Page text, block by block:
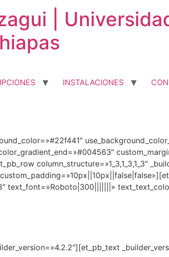
|
INSTALACIONES
column_structure=»1_3,1_3,1_3″
text_font=»Roboto|300|||||||»